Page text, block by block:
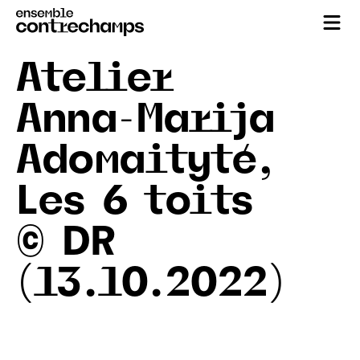
Atelier
Anna-Marija
Adomaityté,
Les 6 toits
© DR
(13.10.2022)